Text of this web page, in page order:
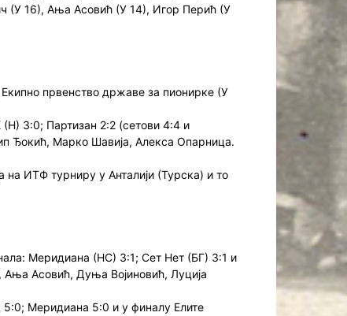
(У 16), Ања Асовић (У 14), Игор Перић (У
првенство државе за пионирке (У
3:0; Партизан 2:2 (сетови 4:4 и
Ђокић, Марко Шавија, Алекса Опарница.
ИТФ турниру у Анталији (Турска) и то
Меридиана (НС) 3:1; Сет Нет (БГ) 3:1 и
Асовић, Дуња Војиновић, Луција
5:0; Меридиана 5:0 и у финалу Елите